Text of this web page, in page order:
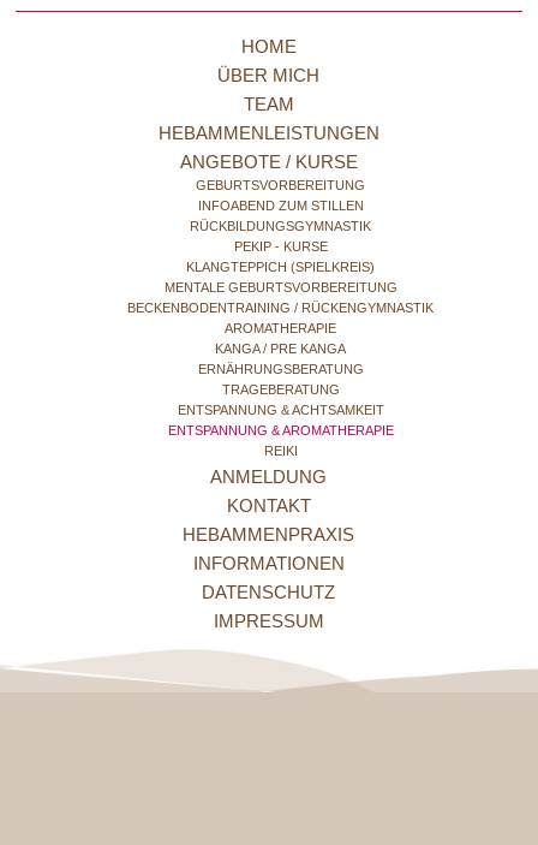
HOME
ÜBER MICH
TEAM
HEBAMMENLEISTUNGEN
ANGEBOTE / KURSE
GEBURTSVORBEREITUNG
INFOABEND ZUM STILLEN
RÜCKBILDUNGSGYMNASTIK
PEKIP - KURSE
KLANGTEPPICH (SPIELKREIS)
MENTALE GEBURTSVORBEREITUNG
BECKENBODENTRAINING / RÜCKENGYMNASTIK
AROMATHERAPIE
KANGA / PRE KANGA
ERNÄHRUNGSBERATUNG
TRAGEBERATUNG
ENTSPANNUNG & ACHTSAMKEIT
ENTSPANNUNG & AROMATHERAPIE
REIKI
ANMELDUNG
KONTAKT
HEBAMMENPRAXIS
INFORMATIONEN
DATENSCHUTZ
IMPRESSUM